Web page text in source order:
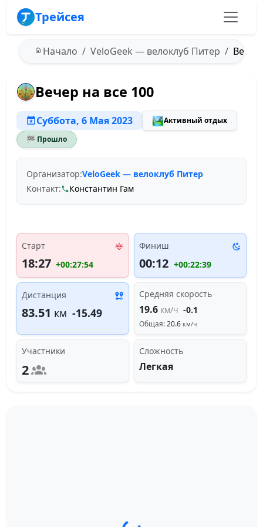
Трейсея
Начало VeloGeek — велоклуб Питер Вечер
Вечер на все 100
Суббота, 6 Мая 2023 🏞️Активный отдых
🏁 Прошло
Организатор:VeloGeek — велоклуб Питер
Контакт:
Константин Гам
Старт
18:27 +00:27:54
Финиш
00:12 +00:22:39
Дистанция
83.51 км -15.49
Средняя скорость
19.6 км/ч -0.1
Общая:20.6 км/ч
Участники
2
Сложность
Легкая